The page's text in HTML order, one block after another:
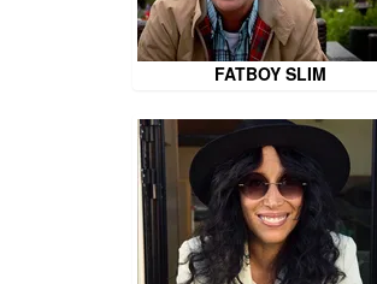
FATBOY SLIM